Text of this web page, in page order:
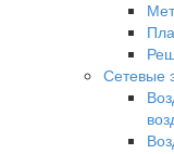
Сетевые